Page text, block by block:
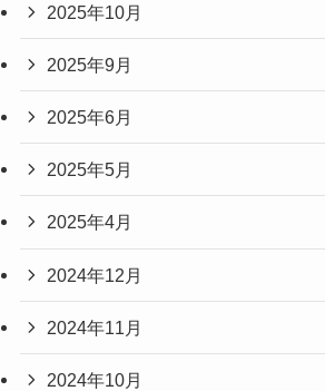
2025年10月
2025年9月
2025年6月
2025年5月
2025年4月
2024年12月
2024年11月
2024年10月